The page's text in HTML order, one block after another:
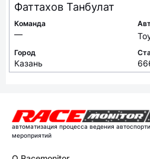
Фаттахов Танбулат
Команда
—
Город
Казань
автоматизация процесса ведения
мероприятий